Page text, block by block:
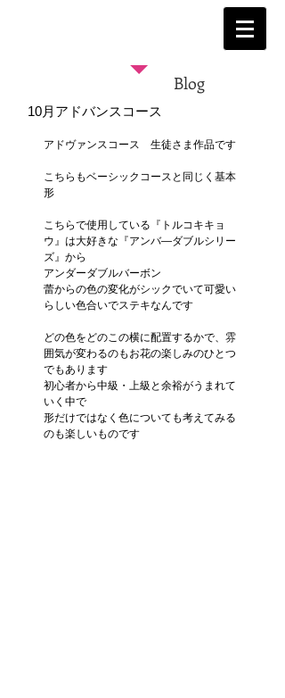
Blog
10月アドバンスコース
アドヴァンスコース　生徒さま作品です
こちらもベーシックコースと同じく基本
形
こちらで使用している『トルコキキョ
ウ』は大好きな『アンバ―ダブルシリー
ズ』から
アンダーダブルバーボン
蕾からの色の変化がシックでいて可愛い
らしい色合いでステキなんです
どの色をどのこの横に配置するかで、雰
囲気が変わるのもお花の楽しみのひとつ
でもあります
初心者から中級・上級と余裕がうまれて
いく中で
形だけではなく色についても考えてみる
のも楽しいものです